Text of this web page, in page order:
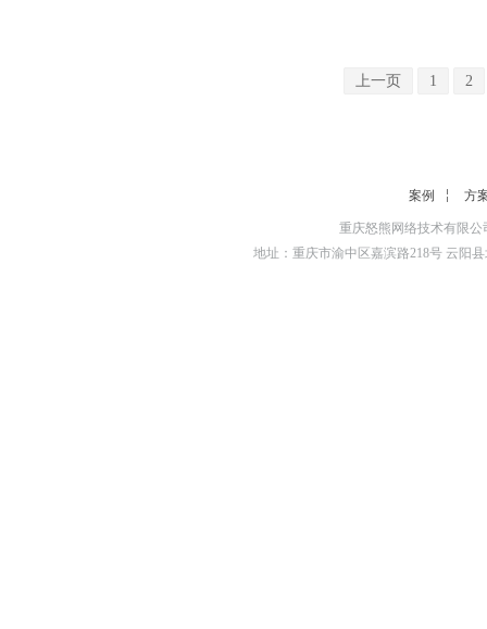
上一页 1 2
案例 方
重庆怒熊网络技术有限
地址：重庆市渝中区嘉滨路218号 云阳